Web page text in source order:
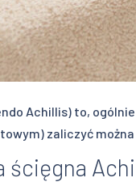
Achillis) to,
zaliczyć
ścięgna